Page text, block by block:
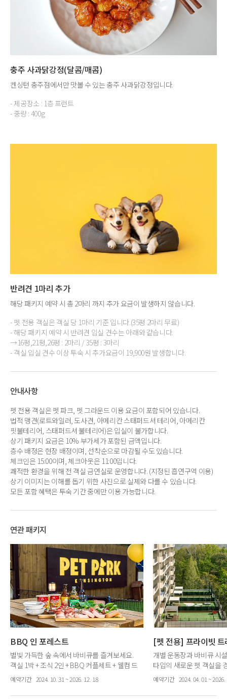
충주 사과닭강정(달콤/매콤)
켄싱턴 충주점에서만 맛볼 수 있는 충주 사과닭강정입니다.
- 제공장소 : 1층 프런트
- 중량 : 400g
반려견 1마리 추가
해당 패키지 예약 시 총 2마리 까지 추가 요금이 발생하지 않습니다.
- 펫 전용 객실은 객실 당 1마리 기준 입니다.(35평 2마리 무료)
- 해당 패키지 예약 시 반려견 입실 견수는 아래와 같습니다.
→16평,21평,26평 : 2마리 / 35평 : 3마리
- 객실 입실 견수 이상 투숙 시 추가요금이 19,900원 발생합니다.
안내사항
펫 전용 객실은 펫 파크, 펫 그라운드 이용 요금이 포함되어 있습니다.
법적 맹견(로트와일러, 도사견, 아메리칸 스태퍼드셔 테리어, 아메리칸
핏불테리어, 스태퍼드셔 불테리어)은 입실이 불가합니다.
상기 패키지 요금은 10% 부가세가 포함된 금액입니다.
층수 배정은 현장 배정이며, 선착순으로 마감될 수도 있습니다.
체크인은 15:00이며, 체크아웃은 11:00입니다.
쾌적한 환경을 위해 전 객실 금연실로 운영합니다. (지정된 흡연구역 이용)
상기 이미지는 이해를 돕기 위한 사진으로 실제와 다를 수 있습니다.
모든 포함 혜택은 투숙 기간 중에만 이용 가능합니다.
연관 패키지
BBQ 인 포레스트
별빛 가득한 숲 속에서 바비큐를 즐겨보세요.
객실 1박 + 조식 2인 + BBQ 커플세트 + 웰컴 드
링크 2잔 + (주중)켄싱턴 애플사이더 2병 + 공홈
헤택
예약기간 2024. 10. 31 ~ 2026. 12. 18
[펫 전용] 프라이빗 트
개별 운동장과 바비큐 시
타입의 새로운 펫 객실을
프라이빗 펫 객실 1박 +
식 1개 + 하이포닉 펫 어
패스포트 무료제공 + 전용
예약기간 2024. 04. 01 ~ 2026.